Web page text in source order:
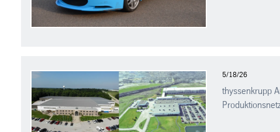
5/18/26
thyssenkrupp